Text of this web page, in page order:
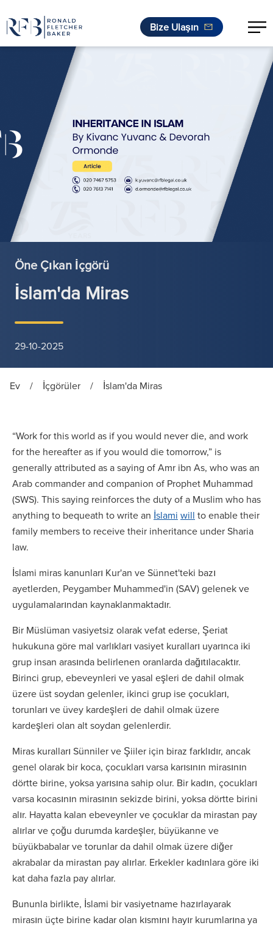
Bize Ulaşın
Öne Çıkan İçgörü
İslam'da Miras
29-10-2025
Ev / İçgörüler / İslam'da Miras
“Work for this world as if you would never die, and work
for the hereafter as if you would die tomorrow,” is
generally attributed as a saying of Amr ibn As, who was an
Arab commander and companion of Prophet Muhammad
(SWS). This saying reinforces the duty of a Muslim who has
anything to bequeath to write an İslami will to enable their
family members to receive their inheritance under Sharia
law.
İslami miras kanunları Kur'an ve Sünnet'teki bazı
ayetlerden, Peygamber Muhammed'in (SAV) gelenek ve
uygulamalarından kaynaklanmaktadır.
Bir Müslüman vasiyetsiz olarak vefat ederse, Şeriat
hukukuna göre mal varlıkları vasiyet kuralları uyarınca iki
grup insan arasında belirlenen oranlarda dağıtılacaktır.
Birinci grup, ebeveynleri ve yasal eşleri de dahil olmak
üzere üst soydan gelenler, ikinci grup ise çocukları,
torunları ve üvey kardeşleri de dahil olmak üzere
kardeşleri olan alt soydan gelenlerdir.
Miras kuralları Sünniler ve Şiiler için biraz farklıdır, ancak
genel olarak bir koca, çocukları varsa karısının mirasının
dörtte birine, yoksa yarısına sahip olur. Bir kadın, çocukları
varsa kocasının mirasının sekizde birini, yoksa dörtte birini
alır. Hayatta kalan ebeveynler ve çocuklar da mirastan pay
alırlar ve çoğu durumda kardeşler, büyükanne ve
büyükbabalar ve torunlar da dahil olmak üzere diğer
akrabalar da mirastan pay alırlar. Erkekler kadınlara göre iki
kat daha fazla pay alırlar.
Bununla birlikte, İslami bir vasiyetname hazırlayarak
mirasın üçte birine kadar olan kısmını hayır kurumlarına ya